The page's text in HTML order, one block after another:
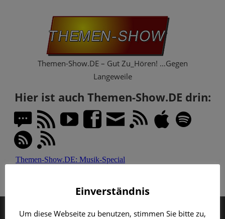
Themen-Show.DE – Gut Zu_Hören! …Gegen
Langeweile
Hier ist auch Themen-Show.DE drin:
MENÜ
Einverständnis
Um diese Webseite zu benutzen, stimmen Sie bitte zu,